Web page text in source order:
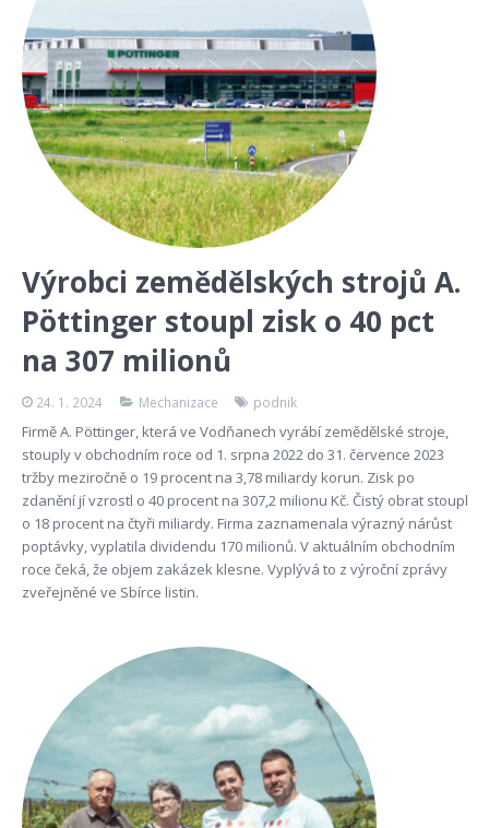
Výrobci zemědělských strojů A.
Pöttinger stoupl zisk o 40 pct
na 307 milionů
24. 1. 2024 Mechanizace podnik
Firmě A. Pöttinger, která ve Vodňanech vyrábí zemědělské stroje,
stouply v obchodním roce od 1. srpna 2022 do 31. července 2023
tržby meziročně o 19 procent na 3,78 miliardy korun. Zisk po
zdanění jí vzrostl o 40 procent na 307,2 milionu Kč. Čistý obrat stoupl
o 18 procent na čtyři miliardy. Firma zaznamenala výrazný nárůst
poptávky, vyplatila dividendu 170 milionů. V aktuálním obchodním
roce čeká, že objem zakázek klesne. Vyplývá to z výroční zprávy
zveřejněné ve Sbírce listin.